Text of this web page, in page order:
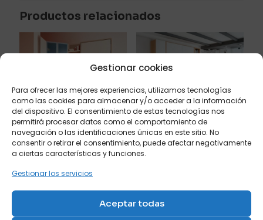
Gestionar cookies
Para ofrecer las mejores experiencias, utilizamos tecnologías
como las cookies para almacenar y/o acceder a la información
del dispositivo. El consentimiento de estas tecnologías nos
permitirá procesar datos como el comportamiento de
navegación o las identificaciones únicas en este sitio. No
consentir o retirar el consentimiento, puede afectar negativamente
a ciertas características y funciones.
Gestionar los servicios
Aceptar todas
abatible vertical individual, sin
mueble a la pared.”
Tu dirección de correo electrónico no será publicada.Los
campos obligatorios están marcados con
1 de 5
estrellas
2 de 5
estrellas
3 de 5
estrellas
4 de 5
estrellas
5 de 5
estrellas
Productos relacionados
Cama abatible
individual de 90 ó 120.
Ref: V17
Cama abatible
horizontal con armario
arriba
Ref: Z4